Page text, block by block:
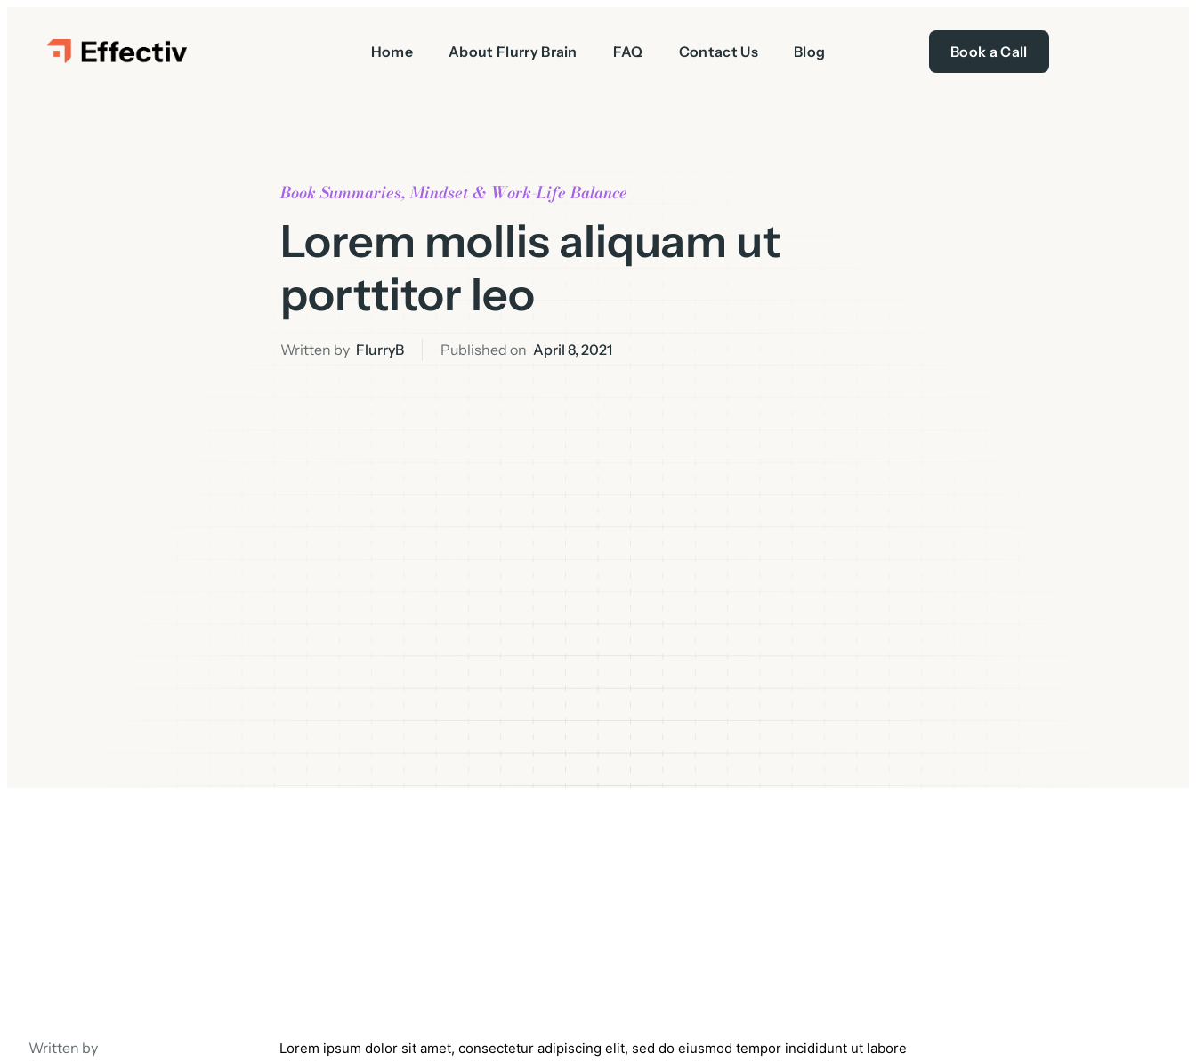
Home About Flurry Brain FAQ Contact Us Blog Book a Call
Book Summaries,Mindset & Work-Life Balance
Lorem mollis aliquam ut
porttitor leo
Written by FlurryB Published on April 8, 2021
Written by
Lorem ipsum dolor sit amet, consectetur adipiscing elit, sed do eiusmod tempor incididunt ut labore